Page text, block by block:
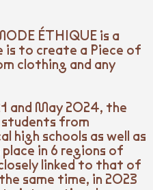
ÉTHIQUE is a
is to create a Piece of
clothing and any
and May 2024, the
from
high schools as well as
in 6 regions of
linked to that of
same time, in 2023